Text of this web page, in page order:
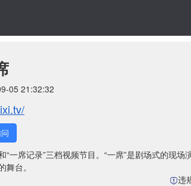
05 21:32:32
一席记录”三档视频节目。“一席”是剧场式的现场
台。
违